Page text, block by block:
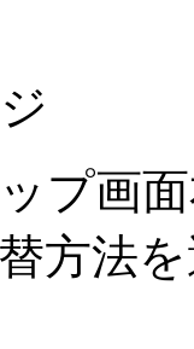
プ画
方法